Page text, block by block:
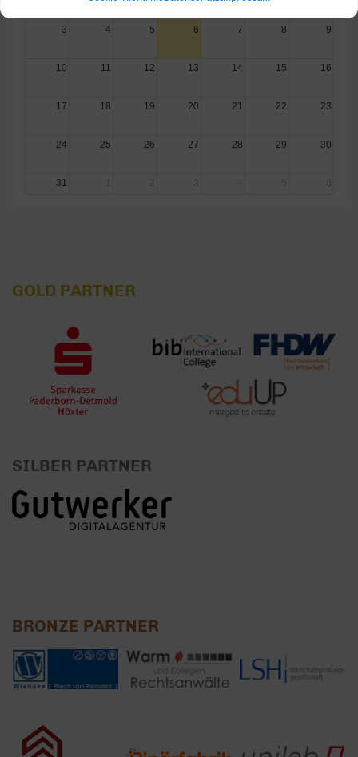
3 4 5 6 7 8 9
10 11 12 13 14 15 16
17 18 19 20 21 22 23
24 25 26 27 28 29 30
31
GOLD PARTNER
SILBER PARTNER
BRONZE PARTNER